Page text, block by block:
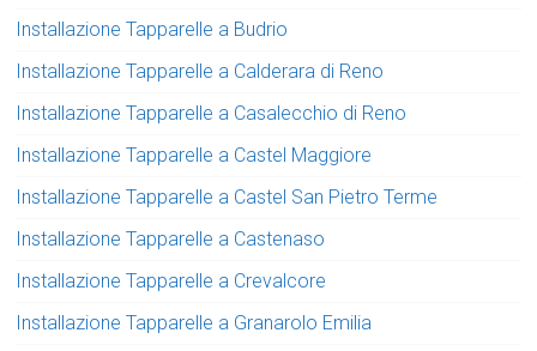
Installazione Tapparelle a Budrio
Installazione Tapparelle a Calderara di Reno
Installazione Tapparelle a Casalecchio di Reno
Installazione Tapparelle a Castel Maggiore
Installazione Tapparelle a Castel San Pietro Terme
Installazione Tapparelle a Castenaso
Installazione Tapparelle a Crevalcore
Installazione Tapparelle a Granarolo Emilia